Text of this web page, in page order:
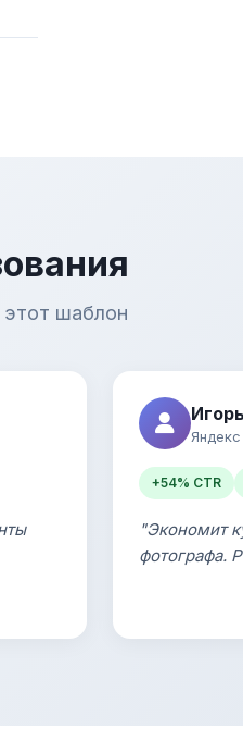
этот шаблон
+54% CTR
"Экономит
фотографа.